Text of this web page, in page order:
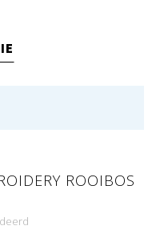
ROOIBOS